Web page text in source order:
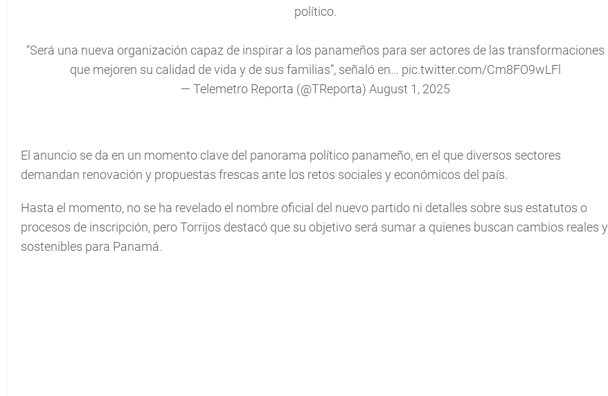
político.
“Será una nueva organización capaz de inspirar a los panameños para ser actores de las transformaciones
que mejoren su calidad de vida y de sus familias”, señaló en… pic.twitter.com/Cm8FO9wLFl
— Telemetro Reporta (@TReporta) August 1, 2025
El anuncio se da en un momento clave del panorama político panameño, en el que diversos sectores
demandan renovación y propuestas frescas ante los retos sociales y económicos del país.
Hasta el momento, no se ha revelado el nombre oficial del nuevo partido ni detalles sobre sus estatutos o
procesos de inscripción, pero Torrijos destacó que su objetivo será sumar a quienes buscan cambios reales y
sostenibles para Panamá.